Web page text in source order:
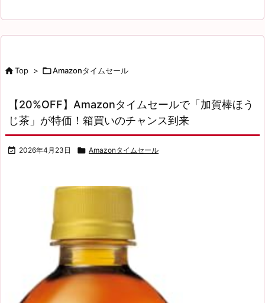
Top > Amazonタイムセール
【20%OFF】Amazonタイムセールで「加賀棒ほう
じ茶」が特価！箱買いのチャンス到来
 2026年4月23日  Amazonタイムセール